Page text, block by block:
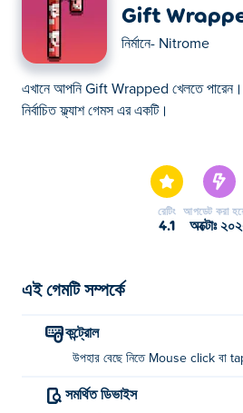
Gift
নির্মানে- Nitrome
এখানে আপনি Gift Wrapped খেলতে
নির্বাচিত ফ্ল্যাশ গেমস এর একটি।
রেটিং
4.1
আপডেট করা
অক্টোঃ
এই গেমটি সম্পর্কে
কন্ট্রোল
উপহার বেছে নিতে Mouse click বা
সমর্থিত ডিভাইস